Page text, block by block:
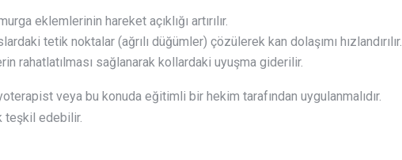
eklemlerinin hareket açıklığı artırılır.
tetik noktalar (ağrılı düğümler) çözülerek kan dolaşımı hızlandırılır.
rahatlatılması sağlanarak kollardaki uyuşma giderilir.
veya bu konuda eğitimli bir hekim tarafından uygulanmalıdır.
teşkil edebilir.